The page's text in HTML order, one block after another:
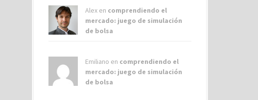
Alex en comprendiendo el
mercado: juego de simulación
de bolsa
Emiliano en comprendiendo el
mercado: juego de simulación
de bolsa